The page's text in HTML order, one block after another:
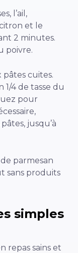
l’ail,
et le
2 minutes.
poivre.
pâtes cuites.
4 de tasse du
pour
jusqu’à
parmesan
sans produits
simples
repas sains et